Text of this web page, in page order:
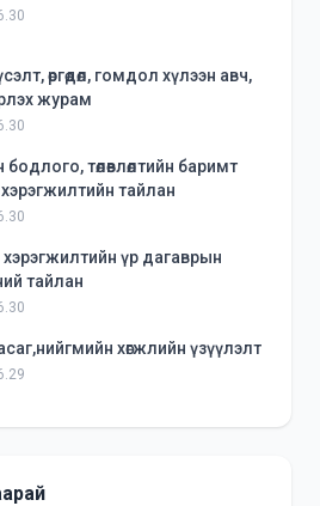
өргөдөл, гомдол хүлээн авч,
журам
бодлого, төлөвлөлтийн баримт
тайлан
үр дагаврын
тайлан
хөгжлийн үзүүлэлт